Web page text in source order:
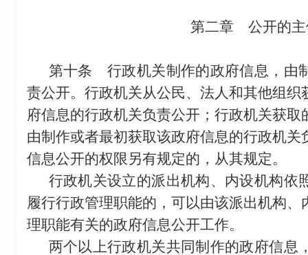
第二章 公开的主
第十条 行政机关制作的政府信息，由
责公开。行政机关从公民、法人和其他组
府信息的行政机关负责公开；行政机关获
由制作或者最初获取该政府信息的行政机
信息公开的权限另有规定的，从其规定。
行政机关设立的派出机构、内设机构依
履行行政管理职能的，可以由该派出机构
理职能有关的政府信息公开工作。
两个以上行政机关共同制作的政府信息